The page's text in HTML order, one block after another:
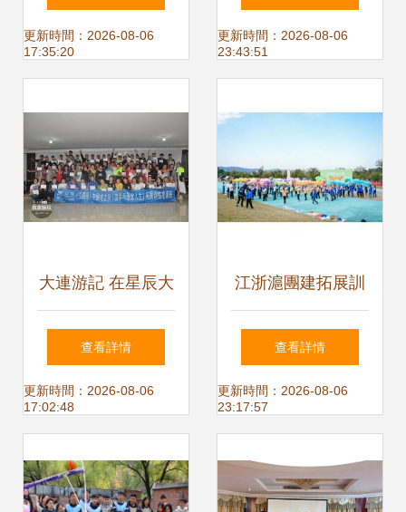
策劃的新浪潮
更新時間：2026-08-06
17:35:20
精選推薦
更新時間：2026-08-06
23:43:51
大連游記 在星辰大
海間拓展生命的維
度
查看詳情
更新時間：2026-08-06
17:02:48
江浙滬團建拓展訓
練 戶外活動全流程
執行策劃與體驗式
查看詳情
更新時間：2026-08-06
23:17:57